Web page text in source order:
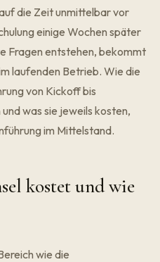
die Zeit unmittelbar vor
einige Wochen später
Fragen entstehen, bekommt
laufenden Betrieb. Wie die
von Kickoff bis
was sie jeweils kosten,
im Mittelstand.
kostet und wie
wie die